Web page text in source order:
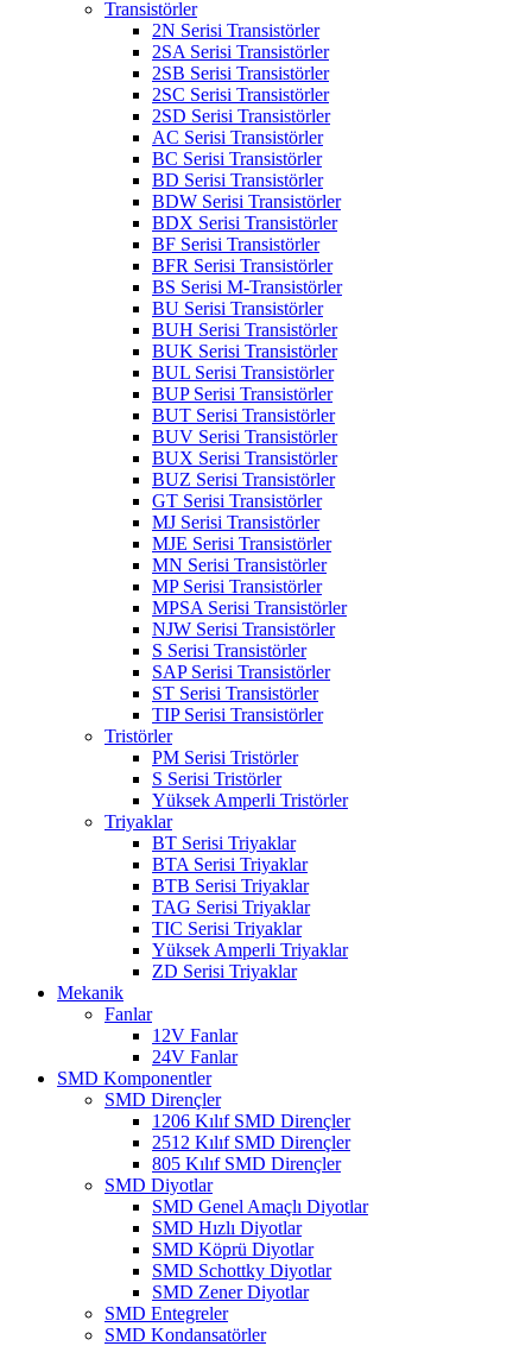
Transistörler
2N Serisi Transistörler
2SA Serisi Transistörler
2SB Serisi Transistörler
2SC Serisi Transistörler
2SD Serisi Transistörler
AC Serisi Transistörler
BC Serisi Transistörler
BD Serisi Transistörler
BDW Serisi Transistörler
BDX Serisi Transistörler
BF Serisi Transistörler
BFR Serisi Transistörler
BS Serisi M-Transistörler
BU Serisi Transistörler
BUH Serisi Transistörler
BUK Serisi Transistörler
BUL Serisi Transistörler
BUP Serisi Transistörler
BUT Serisi Transistörler
BUV Serisi Transistörler
BUX Serisi Transistörler
BUZ Serisi Transistörler
GT Serisi Transistörler
MJ Serisi Transistörler
MJE Serisi Transistörler
MN Serisi Transistörler
MP Serisi Transistörler
MPSA Serisi Transistörler
NJW Serisi Transistörler
S Serisi Transistörler
SAP Serisi Transistörler
ST Serisi Transistörler
TIP Serisi Transistörler
Tristörler
PM Serisi Tristörler
S Serisi Tristörler
Yüksek Amperli Tristörler
Triyaklar
BT Serisi Triyaklar
BTA Serisi Triyaklar
BTB Serisi Triyaklar
TAG Serisi Triyaklar
TIC Serisi Triyaklar
Yüksek Amperli Triyaklar
ZD Serisi Triyaklar
Mekanik
Fanlar
12V Fanlar
24V Fanlar
SMD Komponentler
SMD Dirençler
1206 Kılıf SMD Dirençler
2512 Kılıf SMD Dirençler
805 Kılıf SMD Dirençler
SMD Diyotlar
SMD Genel Amaçlı Diyotlar
SMD Hızlı Diyotlar
SMD Köprü Diyotlar
SMD Schottky Diyotlar
SMD Zener Diyotlar
SMD Entegreler
SMD Kondansatörler